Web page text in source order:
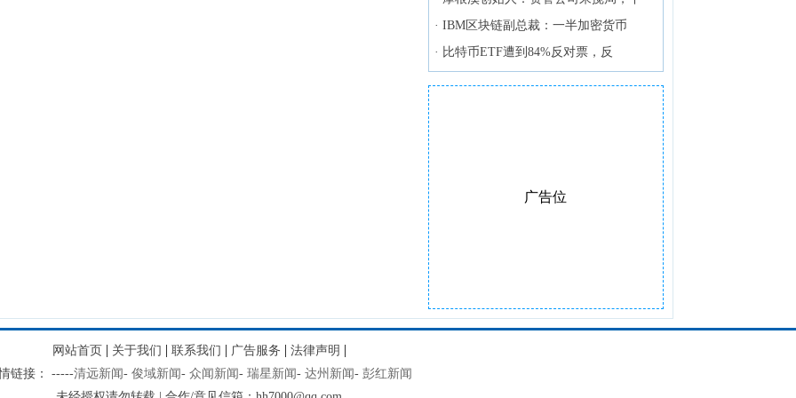
· IBM区块链副总裁：一半加密货币
· 比特币ETF遭到84%反对票，反
广告位
网站首页| 关于我们 | 联系我们 | 广告服务 | 法律声明 |
链接： -----清远新闻- 俊域新闻- 众闻新闻- 瑞星新闻- 达州新闻- 彭红新闻